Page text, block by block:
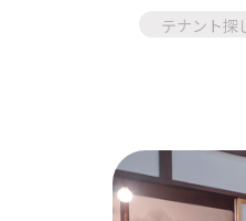
テナント探